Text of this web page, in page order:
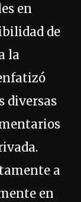
en
de
la
diversas
a
en